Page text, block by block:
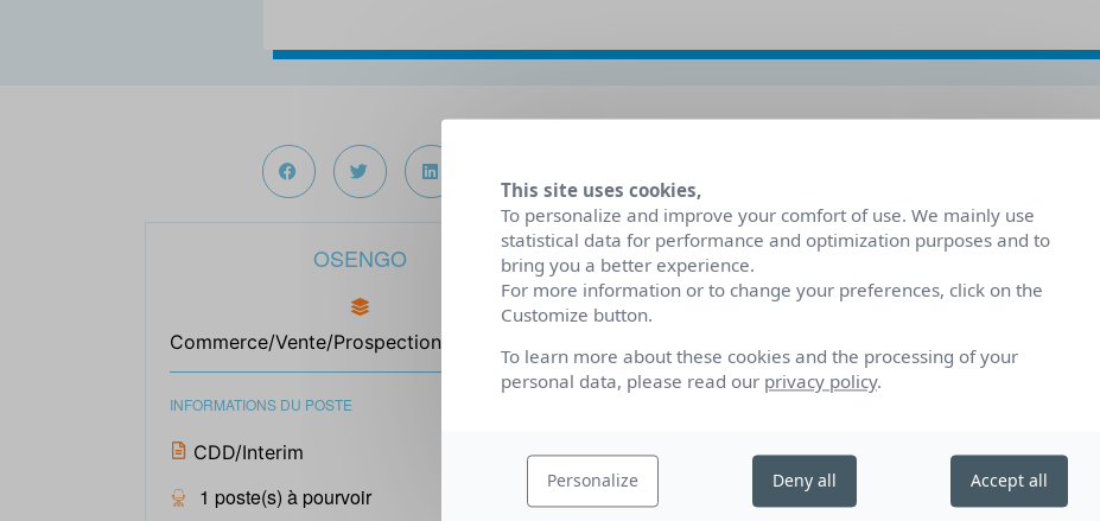
OSENGO
Commerce/Vente/Prospection/Distribution
INFORMATIONS DU POSTE
CDD/Interim
1 poste(s) à pourvoir
En tant que Conseiller de vente, vous serez
clients et du développement des ventes. Vous
l’équipe commerciale pour atteindre les objectifs
Conseiller les clients. Identifier les besoins des
Administrer les ventes réalisées. Assurer le suivi
les clients existants en offrant un service client de
This site uses cookies,
To personalize and improve your comfort of use. We mainly use
statistical data for performance and optimization purposes and to
bring you a better experience.
For more information or to change your preferences, click on the
Customize button.
To learn more about these cookies and the processing of your
personal data, please read our privacy policy.
Personalize Deny all Accept all